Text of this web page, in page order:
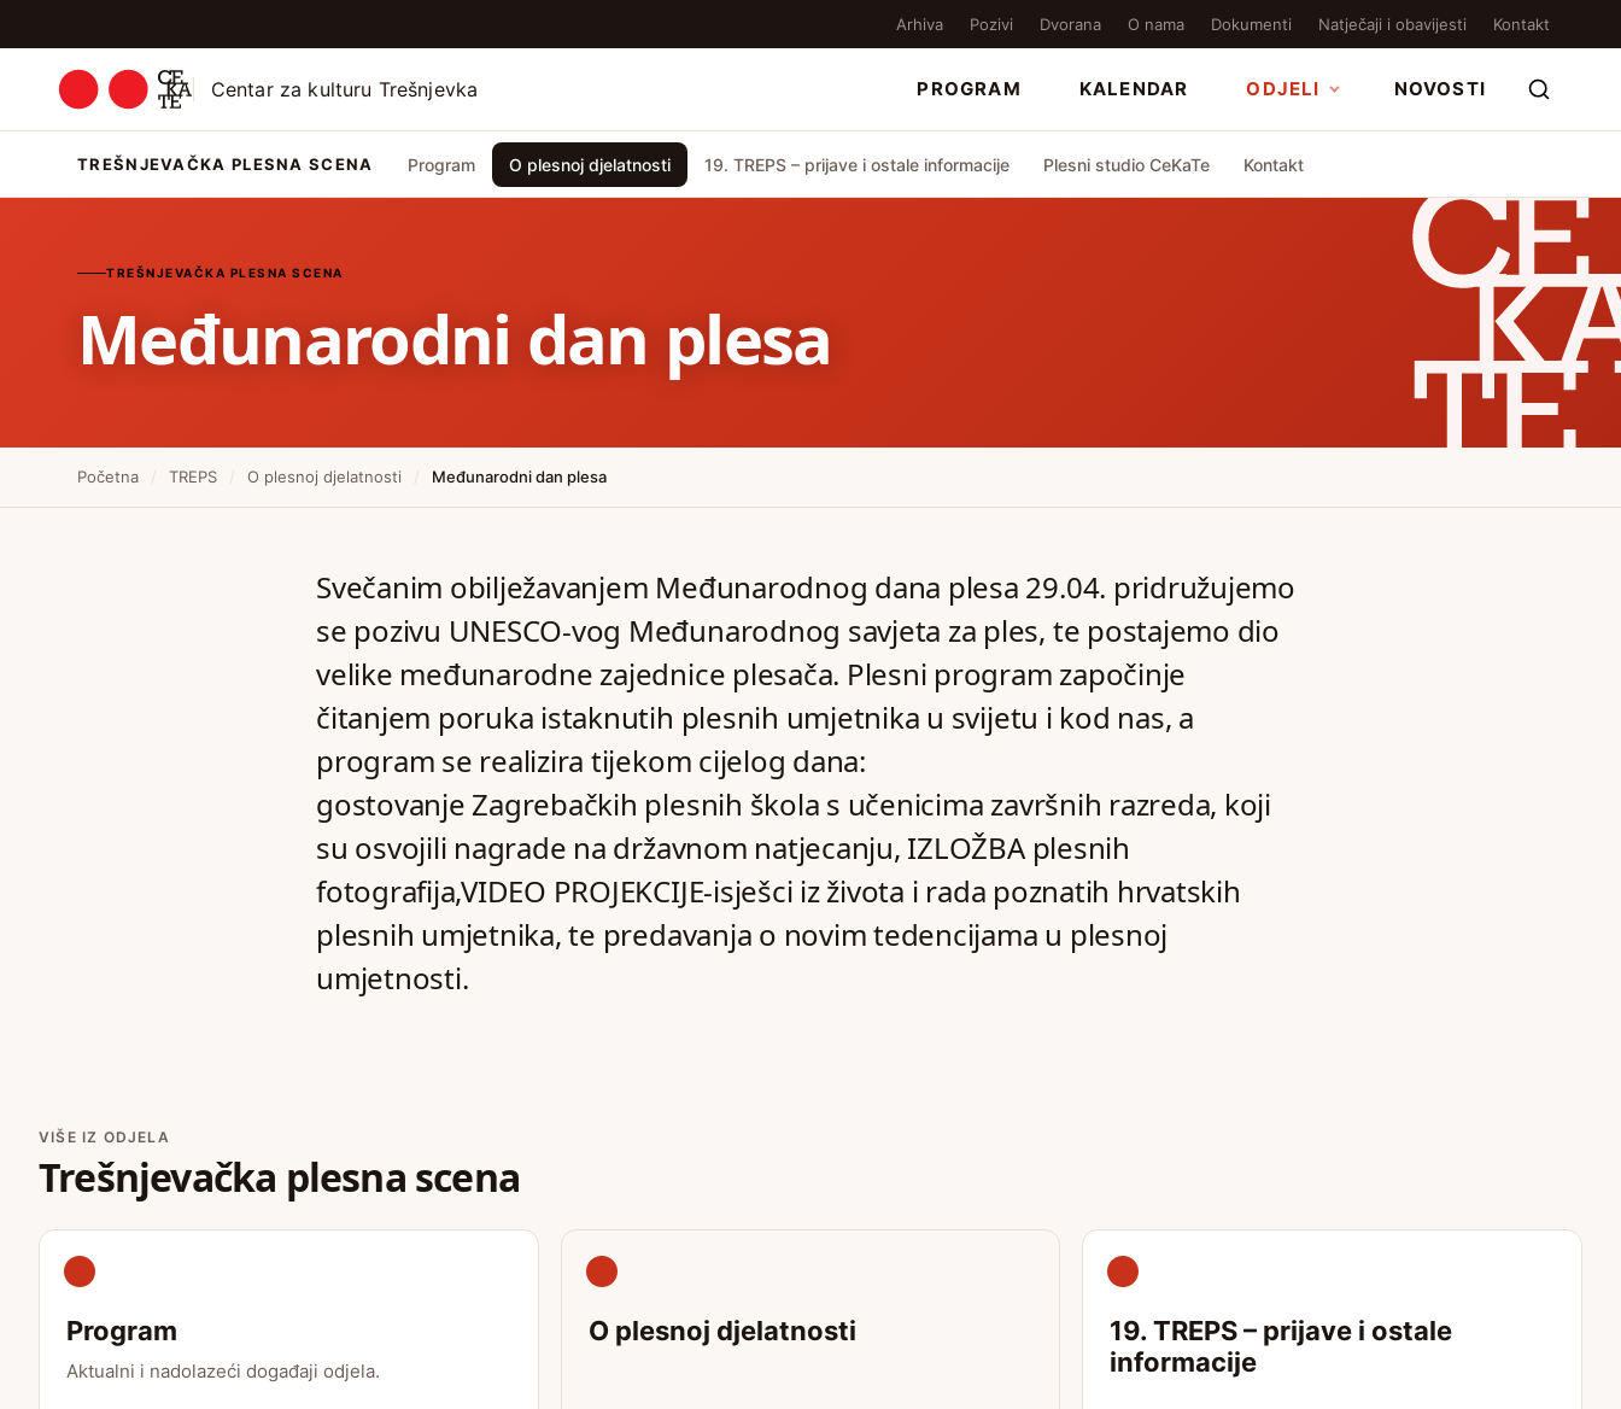
Arhiva Pozivi Dvorana O nama Dokumenti Natječaji i obavijesti Kontakt
Centar za kulturu Trešnjevka PROGRAM KALENDAR ODJELI NOVOSTI
TREŠNJEVAČKA PLESNA SCENA Program O plesnoj djelatnosti 19. TREPS – prijave i ostale informacije Plesni studio CeKaTe Kontakt
TREŠNJEVAČKA PLESNA SCENA
Međunarodni dan plesa
Početna / TREPS / O plesnoj djelatnosti / Međunarodni dan plesa
Svečanim obilježavanjem Međunarodnog dana plesa 29.04. pridružujemo
se pozivu UNESCO-vog Međunarodnog savjeta za ples, te postajemo dio
velike međunarodne zajednice plesača. Plesni program započinje
čitanjem poruka istaknutih plesnih umjetnika u svijetu i kod nas, a
program se realizira tijekom cijelog dana:
gostovanje Zagrebačkih plesnih škola s učenicima završnih razreda, koji
su osvojili nagrade na državnom natjecanju, IZLOŽBA plesnih
fotografija,VIDEO PROJEKCIJE-isješci iz života i rada poznatih hrvatskih
plesnih umjetnika, te predavanja o novim tedencijama u plesnoj
umjetnosti.
VIŠE IZ ODJELA
Trešnjevačka plesna scena
Program
Aktualni i nadolazeći događaji odjela.
O plesnoj djelatnosti
19. TREPS – prijave i ostale
informacije